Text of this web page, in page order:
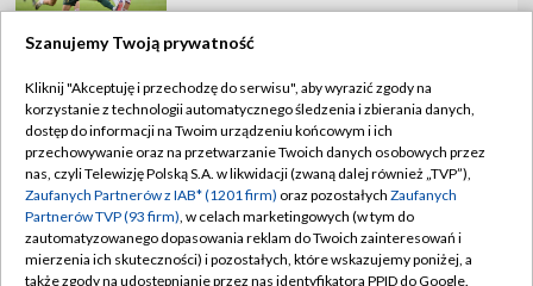
TVP
Abonament TVP
Sklep TVP
Biuro Reklamy
Oferta Handlowa
Regulamin TVP
Polityka prywatności
Moje zgody
Biuro reklamy
Szanujemy Twoją prywatność
Kliknij "Akceptuję i przechodzę do serwisu", aby wyrazić zgody na
korzystanie z technologii automatycznego śledzenia i zbierania danych,
dostęp do informacji na Twoim urządzeniu końcowym i ich
przechowywanie oraz na przetwarzanie Twoich danych osobowych przez
nas, czyli Telewizję Polską S.A. w likwidacji (zwaną dalej również „TVP”),
Zaufanych Partnerów z IAB* (1201 firm) oraz pozostałych Zaufanych
Partnerów TVP (93 firm), w celach marketingowych (w tym do
zautomatyzowanego dopasowania reklam do Twoich zainteresowań i
mierzenia ich skuteczności) i pozostałych, które wskazujemy poniżej, a
także zgody na udostępnianie przez nas identyfikatora PPID do Google.